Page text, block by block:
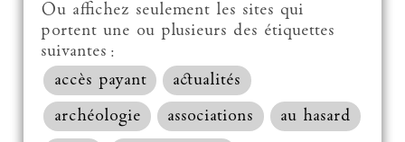
Ou affichez seulement les sites qui
portent une ou plusieurs des étiquettes
suivantes :
accès payant
actualités
archéologie
associations
au hasard